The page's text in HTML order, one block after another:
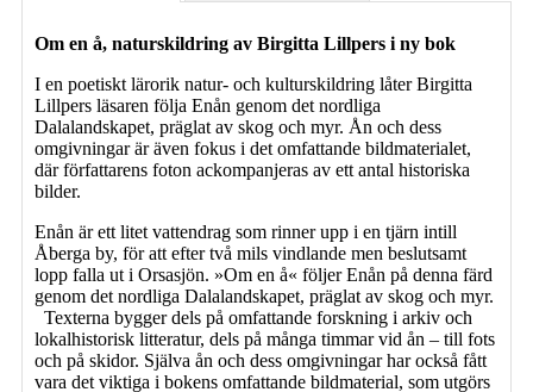
Om en å, naturskildring av Birgitta Lillpers i ny bok
I en poetiskt lärorik natur- och kulturskildring låter Birgitta
Lillpers läsaren följa Enån genom det nordliga
Dalalandskapet, präglat av skog och myr. Ån och dess
omgivningar är även fokus i det omfattande bildmaterialet,
där författarens foton ackompanjeras av ett antal historiska
bilder.
Enån är ett litet vattendrag som rinner upp i en tjärn intill
Åberga by, för att efter två mils vindlande men beslutsamt
lopp falla ut i Orsasjön. »Om en å« följer Enån på denna färd
genom det nordliga Dalalandskapet, präglat av skog och myr.
Texterna bygger dels på omfattande forskning i arkiv och
lokalhistorisk litteratur, dels på många timmar vid ån – till fots
och på skidor. Själva ån och dess omgivningar har också fått
vara det viktiga i bokens omfattande bildmaterial, som utgörs